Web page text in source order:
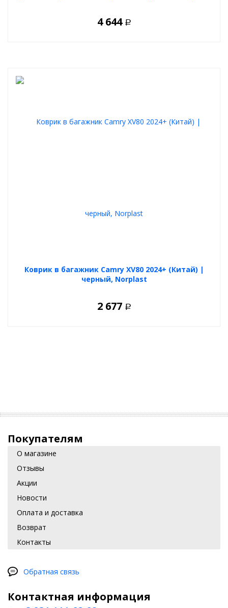
4 644 Р
Коврик в багажник Camry XV80 2024+ (Китай) |
черный, Norplast
2 677 Р
Покупателям
О магазине
Отзывы
Акции
Новости
Оплата и доставка
Возврат
Контакты
Обратная связь
Контактная информация